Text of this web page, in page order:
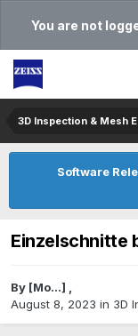
You are not
3D Inspection & Mesh
Software
Einzelschnitte
By [Mo...] ,
August 8, 2023 in 3D